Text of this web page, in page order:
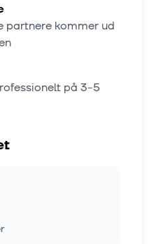
partnere kommer ud
på 3-5